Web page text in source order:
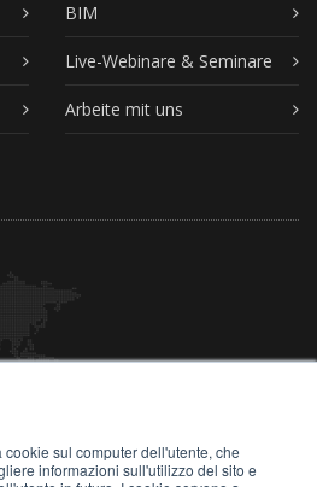
sul computer dell'utente, che
informazioni sull'utilizzo del sito e
BIM
Live-Webinare & Seminare
Arbeite mit uns